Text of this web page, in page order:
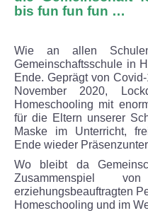
FÖRDERVEREIN
Initiative
Satzung
Leistungen
FORMULARE
bis fun fun fun …
Wie an allen
Gemeinschaftsschule in
Ende. Geprägt von
November 2020,
Homeschooling mit
für die Eltern unserer
Maske im Unterricht,
Ende wieder
Wo bleibt da
Zusammenspiel
erziehungsbeauftragten
Homeschooling und im